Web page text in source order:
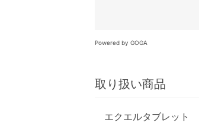
Powered by GOGA
取り扱い商品
エクエルタブレット